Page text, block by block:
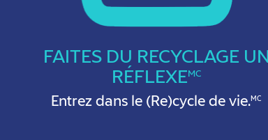
FAITES DU RECYCLAGE UN
RÉFLEXE MC
Entrez dans le (Re)cycle de vie.MC